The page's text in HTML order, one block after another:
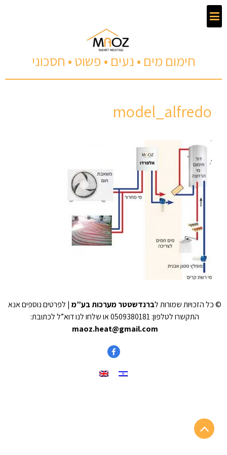
חימום מים • נעים • פשוט • חסכוני
model_alfredo
© כל הזכויות שמורות לברנדשטטר מערכות בע”מ | לפרטים נוספים אנא
התקשרו לטלפון: 0509380181 או שלחו לנו דוא”ל לכתובת:
maoz.heat@gmail.com